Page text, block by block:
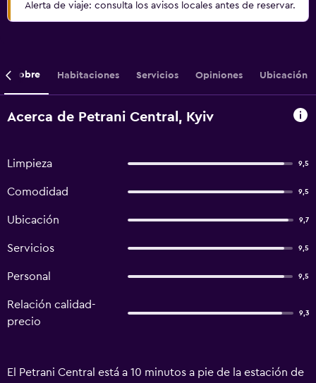
Alerta de viaje: consulta los avisos locales antes de reservar.
Sobre Habitaciones Servicios Opiniones Ubicación
Acerca de Petrani Central, Kyiv
Limpieza 9,5
Comodidad 9,5
Ubicación 9,7
Servicios 9,5
Personal 9,5
Relación calidad-
precio
9,3
El Petrani Central está a 10 minutos a pie de la estación de